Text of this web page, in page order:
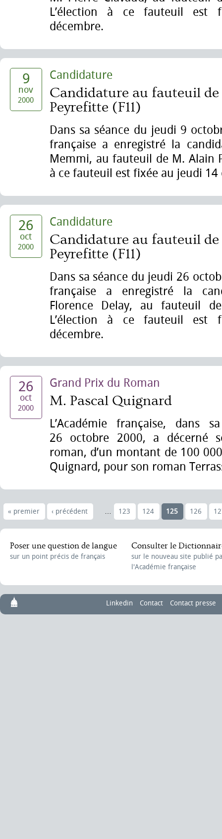
L’élection à ce fauteuil est
décembre.
9
nov
2000
Candidature
Candidature au fauteuil
Peyrefitte (F11)
Dans sa séance du jeudi 9
française a enregistré la
Memmi, au fauteuil de M. Alain
à ce fauteuil est fixée au jeudi 14
26
oct
2000
Candidature
Candidature au fauteuil
Peyrefitte (F11)
Dans sa séance du jeudi 26
française a enregistré la
Florence Delay, au fauteuil
L’élection à ce fauteuil est
décembre.
26
oct
2000
Grand Prix du Roman
M. Pascal Quignard
L’Académie française, dans
26 octobre 2000, a décerné
roman, d’un montant de 100
Quignard, pour son roman
« premier ‹ précédent … 123 124 125 126
Poser une question de langue
sur un point précis de français
Consulter le
sur le nouveau site publié
l'Académie française
Linkedin Contact Contact presse